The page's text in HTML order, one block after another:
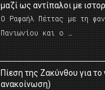
μαζί ως αντίπαλοι με
Ο Ραφαήλ Πέττας με τη
Πανιωνίου και ο …
Πίεση της Ζακύνθου για
ανακοίνωση)